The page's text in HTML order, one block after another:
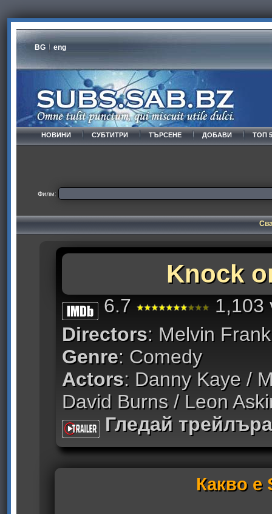
BG eng
НОВИНИ СУБТИТРИ ТЪРСЕНЕ ДОБАВИ ТОП
Филм:
Knock
6.7
1,103
Directors: Melvin
Genre: Comedy
Actors: Danny Kaye /
David Burns / Leon
Гледай трейлъра
Какво е